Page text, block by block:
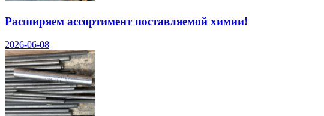
Расширяем ассортимент поставляемой химии!
2026-06-08